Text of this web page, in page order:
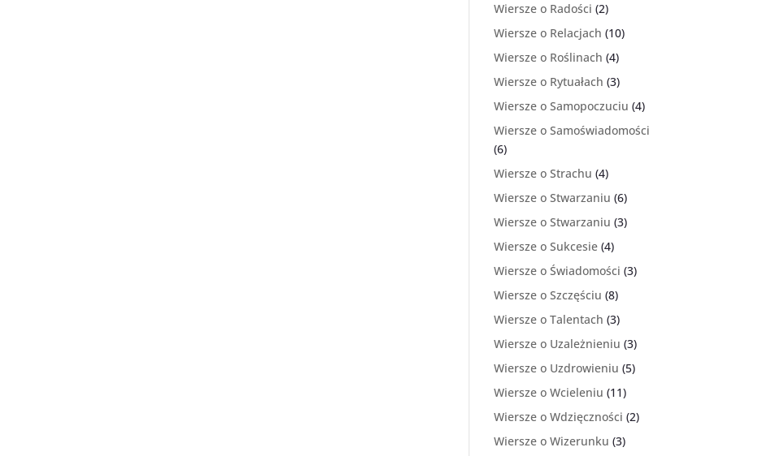
Wiersze o Radości (2)
Wiersze o Relacjach (10)
Wiersze o Roślinach (4)
Wiersze o Rytuałach (3)
Wiersze o Samopoczuciu (4)
Wiersze o Samoświadomości
(6)
Wiersze o Strachu (4)
Wiersze o Stwarzaniu (6)
Wiersze o Stwarzaniu (3)
Wiersze o Sukcesie (4)
Wiersze o Świadomości (3)
Wiersze o Szczęściu (8)
Wiersze o Talentach (3)
Wiersze o Uzależnieniu (3)
Wiersze o Uzdrowieniu (5)
Wiersze o Wcieleniu (11)
Wiersze o Wdzięczności (2)
Wiersze o Wizerunku (3)